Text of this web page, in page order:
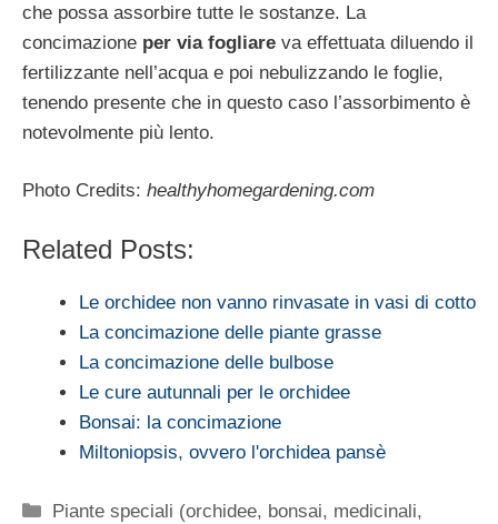
che possa assorbire tutte le sostanze. La
concimazione per via fogliare va effettuata diluendo il
fertilizzante nell’acqua e poi nebulizzando le foglie,
tenendo presente che in questo caso l’assorbimento è
notevolmente più lento.
Photo Credits: healthyhomegardening.com
Related Posts:
Le orchidee non vanno rinvasate in vasi di cotto
La concimazione delle piante grasse
La concimazione delle bulbose
Le cure autunnali per le orchidee
Bonsai: la concimazione
Miltoniopsis, ovvero l'orchidea pansè
Categorie
Piante speciali (orchidee, bonsai, medicinali,